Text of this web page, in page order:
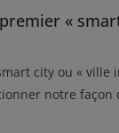
«
city ou « ville
notre façon